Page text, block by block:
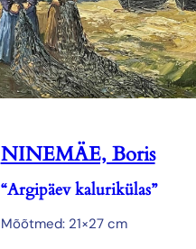
NINEMÄE, Boris
“Argipäev kalurikülas”
Mõõtmed: 21×27 cm